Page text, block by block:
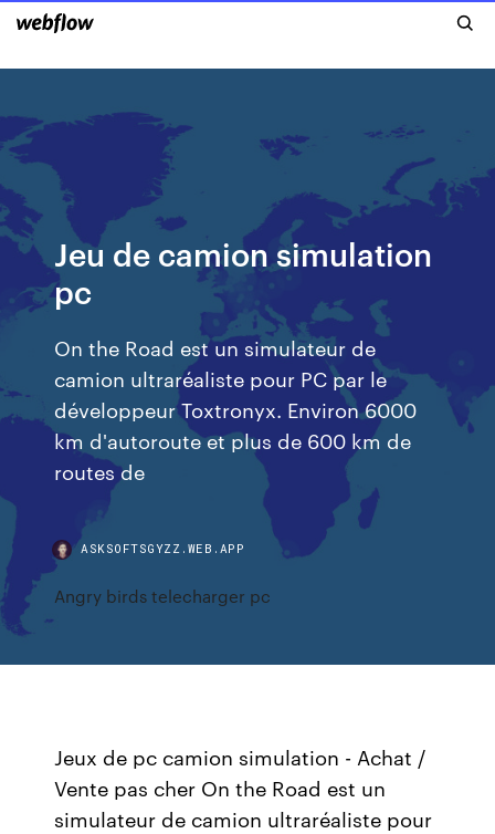
Jeu de camion simulation
pc
On the Road est un simulateur de
camion ultraréaliste pour PC par le
développeur Toxtronyx. Environ 6000
km d'autoroute et plus de 600 km de
routes de
ASKSOFTSGYZZ.WEB.APP
Angry birds telecharger pc
Jeux de pc camion simulation - Achat /
Vente pas cher On the Road est un
simulateur de camion ultraréaliste pour